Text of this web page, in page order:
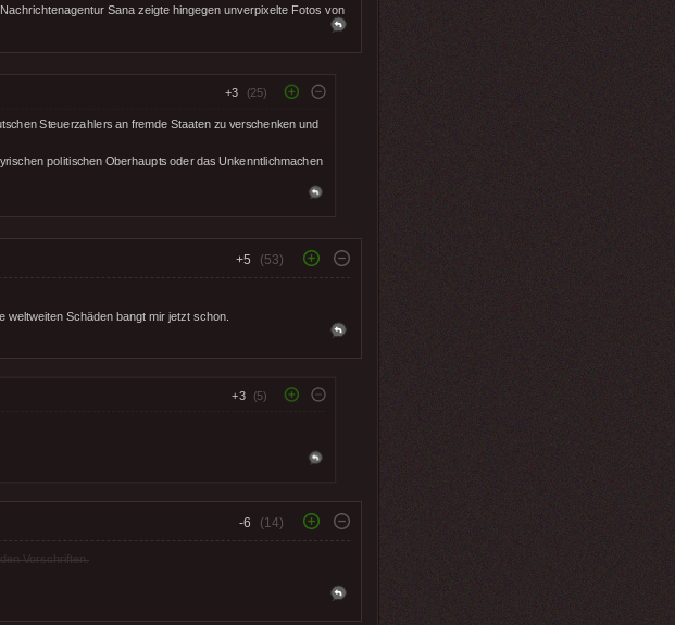
Sana zeigte hingegen unverpixelte Fotos von
+3 (25)
Steuerzahlers an fremde Staaten zu verschenken und
politischen Oberhaupts oder das Unkenntlichmachen
+5 (53)
Schäden bangt mir jetzt schon.
+3 (5)
-6 (14)
Vorschriften.